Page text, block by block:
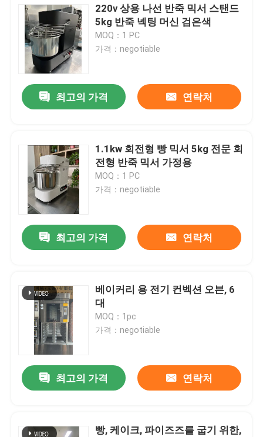
220v 상용 나선 반죽 믹서 스탠드
5kg 반죽 넥팅 머신 검은색
MOQ：1 PC
가격：negotiable
최고의 가격 연락처
1.1kw 회전형 빵 믹서 5kg 전문 회
전형 반죽 믹서 가정용
MOQ：1 PC
가격：negotiable
최고의 가격 연락처
베이커리 용 전기 컨벡션 오븐, 6
대
MOQ：1pc
가격：negotiable
최고의 가격 연락처
빵, 케이크, 파이즈즈를 굽기 위한,